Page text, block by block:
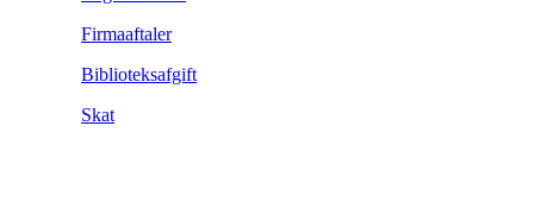
Firmaaftaler
Biblioteksafgift
Skat